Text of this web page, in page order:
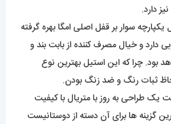
دارد.
سوار بر قفل اصلی امگا بهره گرفته
دارد و خیال مصرف کننده از بابت بند و
چرا که این استیل بهترین نوع
ثبات رنگ و ضد زنگ بودن.
یک طراحی به روز با متریال با کیفیت
گزینه ها برای آن دسته از دوستانیست